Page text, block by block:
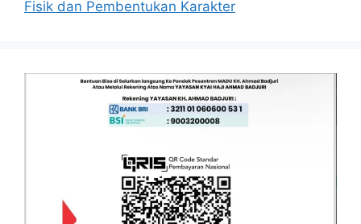
Fisik dan Pembentukan Karakter